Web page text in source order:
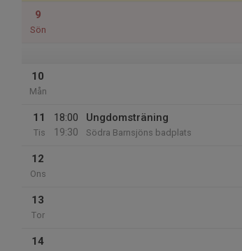
9
Sön
10
Mån
11
Tis
18:00
19:30
Ungdomsträning
Södra Barnsjöns badplats
12
Ons
13
Tor
14